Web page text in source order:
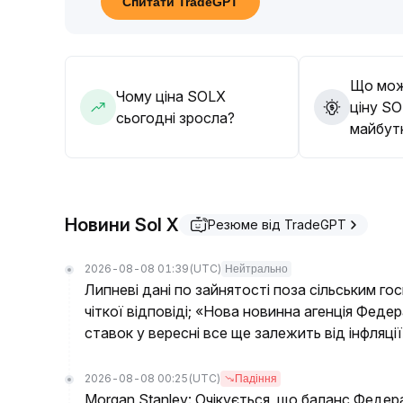
Рекомендації щодо дій: у короткостроковому
основним критерієм для портфеля є розвиток
звертати увагу на нові можливості після
Чому ціна SOLX
сьогодні зросла?
Що
ціну
Новини Sol X Резюме від TradeGPT
2026-08-08 01:39 (UTC) Нейтрально
Липневі дані по зайнятості поза сільським
чіткої відповіді; «Нова новинна агенція
ставок у вересні все ще залежить від
2026-08-08 00:25 (UTC) Падіння
Morgan Stanley: Очікується, що баланс